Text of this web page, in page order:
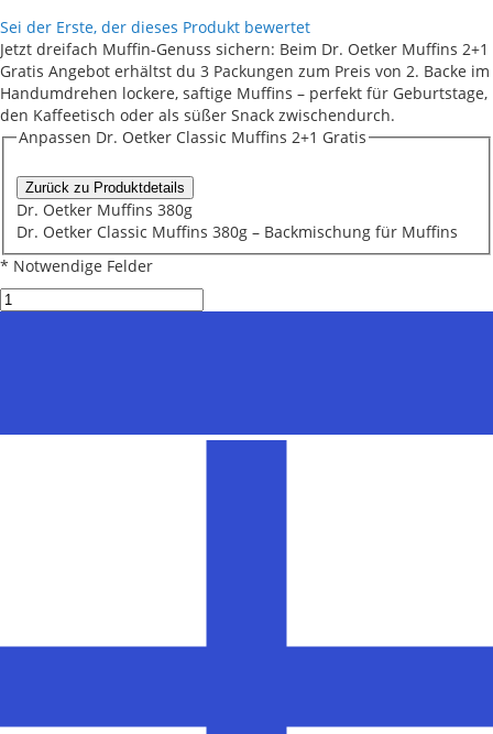
Sei der Erste, der dieses Produkt bewertet
Jetzt dreifach Muffin-Genuss sichern: Beim Dr. Oetker Muffins 2+1
Gratis Angebot erhältst du 3 Packungen zum Preis von 2. Backe im
Handumdrehen lockere, saftige Muffins – perfekt für Geburtstage,
den Kaffeetisch oder als süßer Snack zwischendurch.
Anpassen Dr. Oetker Classic Muffins 2+1 Gratis
Zurück zu Produktdetails
Dr. Oetker Muffins 380g
Dr. Oetker Classic Muffins 380g – Backmischung für Muffins
* Notwendige Felder